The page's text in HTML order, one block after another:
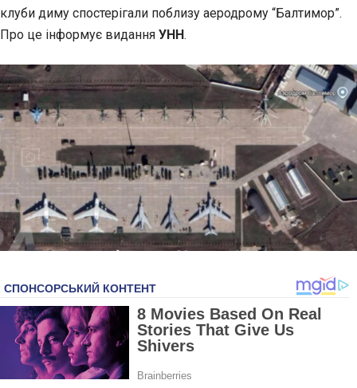
клуби диму спостерігали поблизу аеродрому “Балтимор”.
Про це інформує видання УНН.